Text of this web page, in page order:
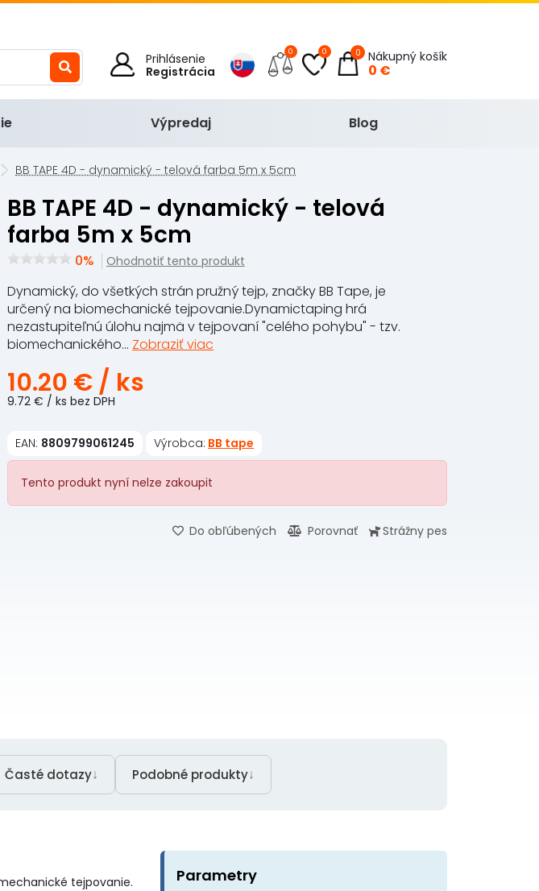
Prihlásenie
Registrácia
0 0 Nákupný košík
0 €
0
Výpredaj Blog
BB TAPE 4D - dynamický - telová farba 5m x 5cm
BB TAPE 4D - dynamický - telová
farba 5m x 5cm
0% Ohodnotiť tento produkt
Dynamický, do všetkých strán pružný tejp, značky BB Tape, je
určený na biomechanické tejpovanie.Dynamictaping hrá
nezastupiteľnú úlohu najmä v tejpovaní "celého pohybu" - tzv.
biomechanického... Zobraziť viac
10.20 € / ks
9.72 € / ks bez DPH
EAN: 8809799061245 Výrobca: BB tape
Tento produkt nyní nelze zakoupit
Do obľúbených Porovnať Strážny pes
Časté dotazy↓ Podobné produkty↓
tejpovanie.
Parametry